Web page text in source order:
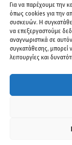
Για να παρέχουμε την
όπως cookies για την
συσκευών. Η
να επεξεργαστούμε
αναγνωριστικά σε
συγκατάθεσης, μπορεί
λειτουργίες και
Βέροια:
Διεύθυνση:Μιαούλη
Τηλ:23310 29994
Κοζάνη:
E-mail: